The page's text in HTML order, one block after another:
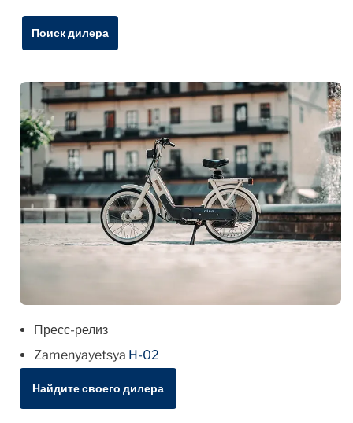
Поиск дилера
Пресс-релиз
Zamenyayetsya H-02
Найдите своего дилера